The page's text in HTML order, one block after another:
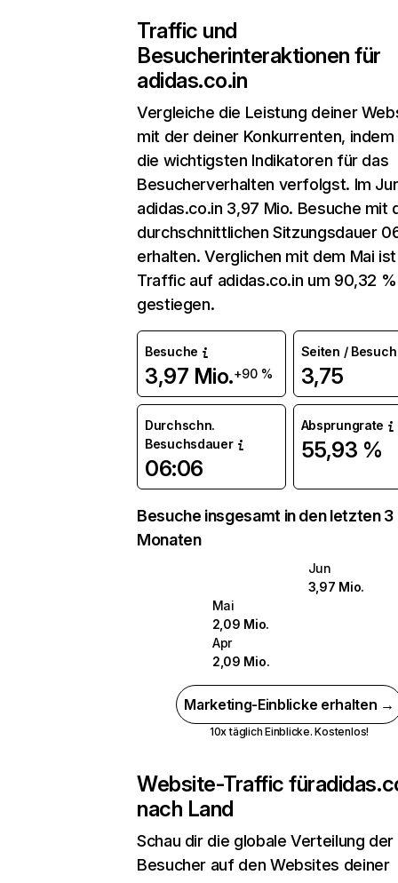
Traffic und
Besucherinteraktionen für
adidas.co.in
Vergleiche die Leistung deiner
mit der deiner Konkurrenten, indem
die wichtigsten Indikatoren für das
Besucherverhalten verfolgst. Im
adidas.co.in 3,97 Mio. Besuche mit
durchschnittlichen Sitzungsdauer
erhalten. Verglichen mit dem Mai
Traffic auf adidas.co.in um 90,32 %
gestiegen.
Besuche
3,97 Mio.+90 %
Seiten / Besuch
3,75
Durchschn.
Besuchsdauer
06:06
Absprungrate
55,93 %
Besuche insgesamt in den letzten 3
Monaten
Jun
3,97 Mio.
Mai
2,09 Mio.
Apr
2,09 Mio.
Marketing-Einblicke erhalten →
10x täglich Einblicke. Kostenlos!
Website-Traffic für
nach Land
Schau dir die globale Verteilung der
Besucher auf den Websites deiner